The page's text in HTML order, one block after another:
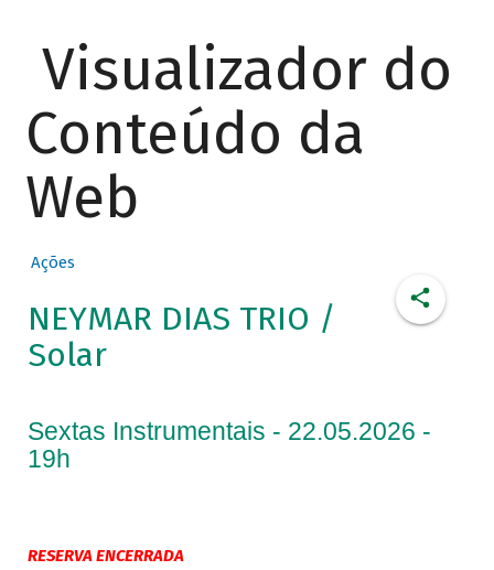
Visualizador do
Conteúdo da
Web
Ações
NEYMAR DIAS TRIO /
Solar
Sextas Instrumentais - 22.05.2026 -
19h
RESERVA ENCERRADA